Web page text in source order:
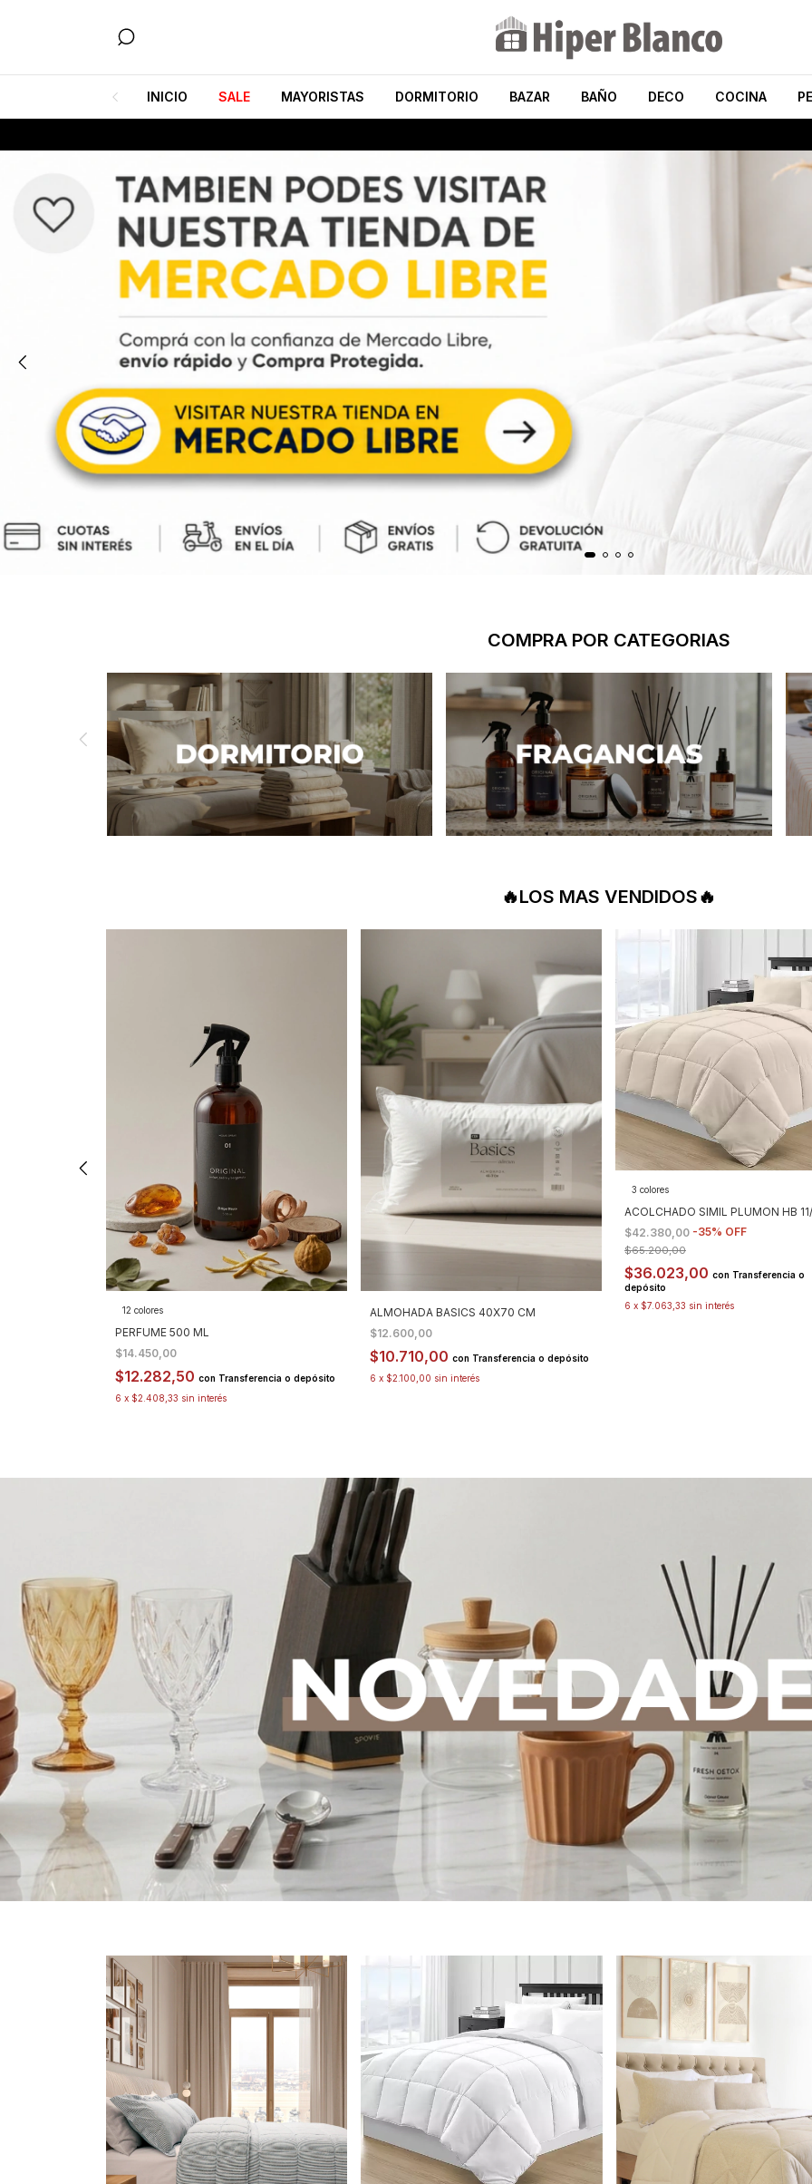
INICIO SALE MAYORISTAS DORMITORIO BAZAR BAÑO DECO COCINA
COMPRA POR CATEGORIAS
🔥LOS MAS VENDIDOS🔥
12 colores
PERFUME 500 ML
$14.450,00
$12.282,50 con Transferencia o depósito
6 x $2.408,33 sin interés
ALMOHADA BASICS 40X70 CM
$12.600,00
$10.710,00 con Transferencia o depósito
6 x $2.100,00 sin interés
3 colores
ACOLCHADO SIMIL PLUMON HB
$42.380,00 -35% OFF
$65.200,00
$36.023,00 con Transferencia o
depósito
6 x $7.063,33 sin interés